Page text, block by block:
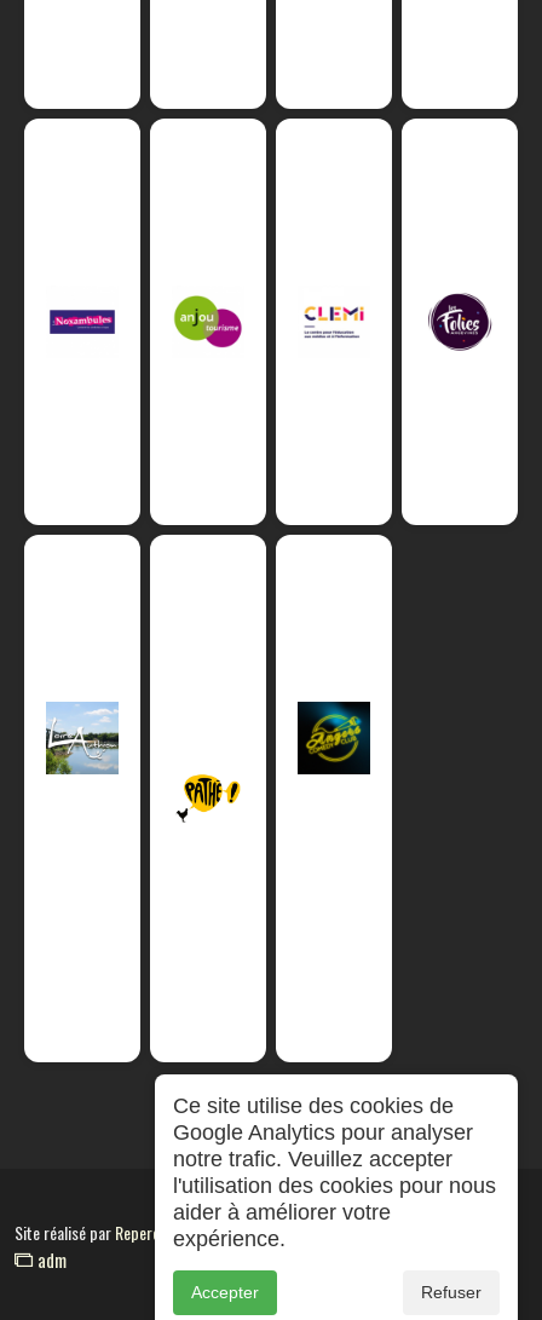
Site réalisé parRepereCom
adm
Ce site utilise des cookies de
Google Analytics pour analyser
notre trafic. Veuillez accepter
l'utilisation des cookies pour nous
aider à améliorer votre
expérience.
Accepter Refuser